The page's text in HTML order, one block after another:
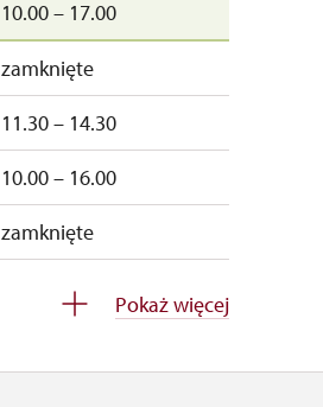
10.00 – 17.00
zamknięte
11.30 – 14.30
10.00 – 16.00
zamknięte
10.00 – 15.00
Pokaż więcej